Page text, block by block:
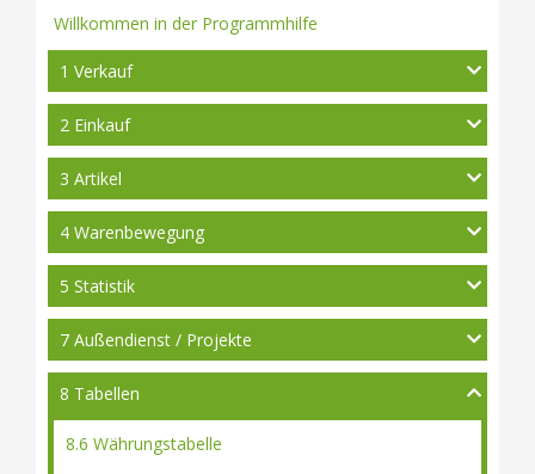
Willkommen in der Programmhilfe
1 Verkauf
2 Einkauf
3 Artikel
4 Warenbewegung
5 Statistik
7 Außendienst / Projekte
8 Tabellen
8.6 Währungstabelle